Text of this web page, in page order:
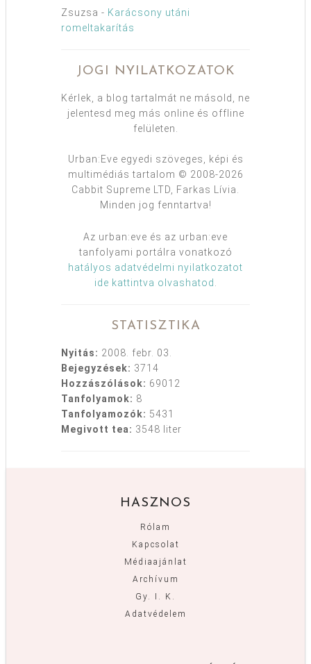
Zsuzsa - Karácsony utáni
romeltakarítás
JOGI NYILATKOZATOK
Kérlek, a blog tartalmát ne másold, ne
jelentesd meg más online és offline
felületen.
Urban:Eve egyedi szöveges, képi és
multimédiás tartalom © 2008-2026
Cabbit Supreme LTD, Farkas Lívia.
Minden jog fenntartva!
Az urban:eve és az urban:eve
tanfolyami portálra vonatkozó
hatályos adatvédelmi nyilatkozatot
ide kattintva olvashatod .
STATISZTIKA
Nyitás: 2008. febr. 03.
Bejegyzések: 3714
Hozzászólások: 69012
Tanfolyamok: 8
Tanfolyamozók: 5431
Megivott tea: 3548 liter
HASZNOS
Rólam
Kapcsolat
Médiaajánlat
Archívum
Gy. I. K.
Adatvédelem